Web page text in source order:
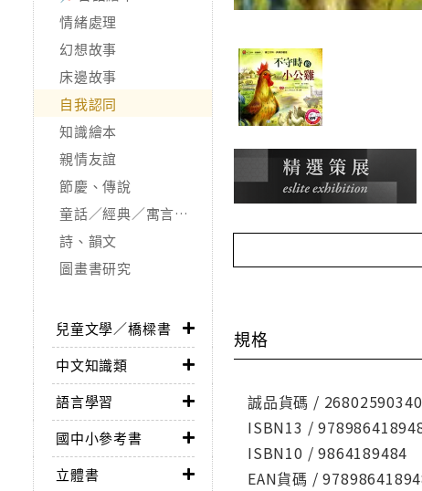
情緒處理
幻想故事
床邊故事
自我認同
知識繪本
親情友誼
節慶、傳說
童話／經典／寓言故事
詩、韻文
圖畫書研究
兒童文學／橋樑書
中文知識類
語言學習
國中小參考書
立體書
規格
誠品貨碼 /
ISBN13 /
ISBN10 / 9864189484
EAN貨碼 /